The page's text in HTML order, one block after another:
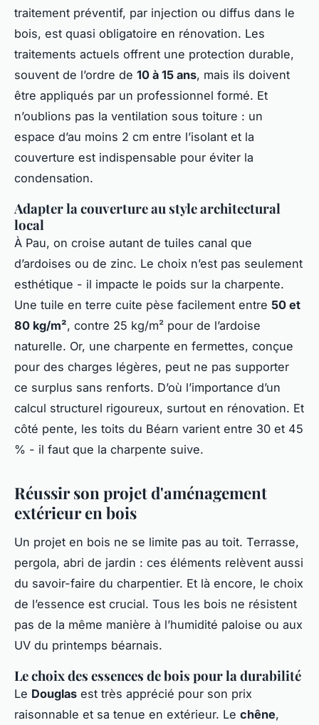
traitement préventif, par injection ou diffus dans le
bois, est quasi obligatoire en rénovation. Les
traitements actuels offrent une protection durable,
souvent de l’ordre de 10 à 15 ans, mais ils doivent
être appliqués par un professionnel formé. Et
n’oublions pas la ventilation sous toiture : un
espace d’au moins 2 cm entre l’isolant et la
couverture est indispensable pour éviter la
condensation.
Adapter la couverture au style architectural
local
À Pau, on croise autant de tuiles canal que
d’ardoises ou de zinc. Le choix n’est pas seulement
esthétique - il impacte le poids sur la charpente.
Une tuile en terre cuite pèse facilement entre 50 et
80 kg/m², contre 25 kg/m² pour de l’ardoise
naturelle. Or, une charpente en fermettes, conçue
pour des charges légères, peut ne pas supporter
ce surplus sans renforts. D’où l’importance d’un
calcul structurel rigoureux, surtout en rénovation. Et
côté pente, les toits du Béarn varient entre 30 et 45
% - il faut que la charpente suive.
Réussir son projet d'aménagement
extérieur en bois
Un projet en bois ne se limite pas au toit. Terrasse,
pergola, abri de jardin : ces éléments relèvent aussi
du savoir-faire du charpentier. Et là encore, le choix
de l’essence est crucial. Tous les bois ne résistent
pas de la même manière à l’humidité paloise ou aux
UV du printemps béarnais.
Le choix des essences de bois pour la durabilité
Le Douglas est très apprécié pour son prix
raisonnable et sa tenue en extérieur. Le chêne,